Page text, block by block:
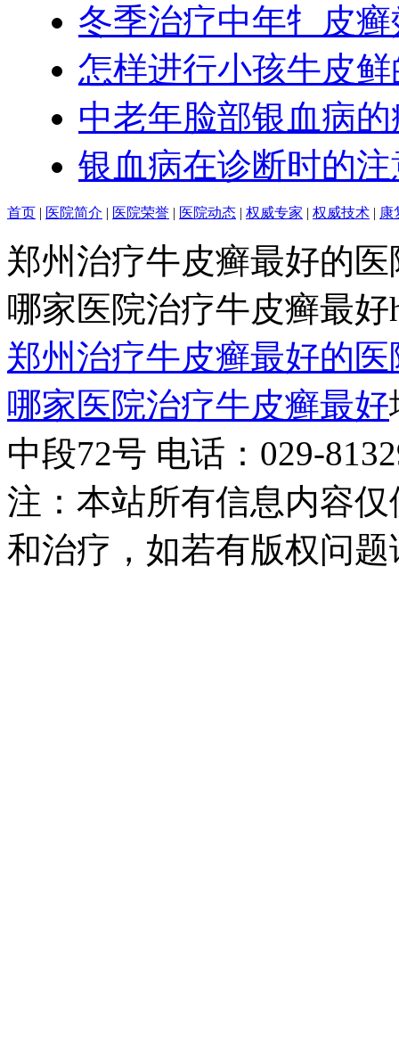
冬季治疗中年牜皮
怎样进行小孩牛皮
中老年脸部银血病
银血病在诊断时的
首页 | 医院简介 | 医院荣誉 | 医院动态 | 权威专家 | 权威技术 | 康
郑州治疗牛皮癣最好的
哪家医院治疗牛皮癣最好
郑州治疗牛皮癣最好的
哪家医院治疗牛皮癣最好
中段72号 电话：029-
注：本站所有信息内容
和治疗，如若有版权问